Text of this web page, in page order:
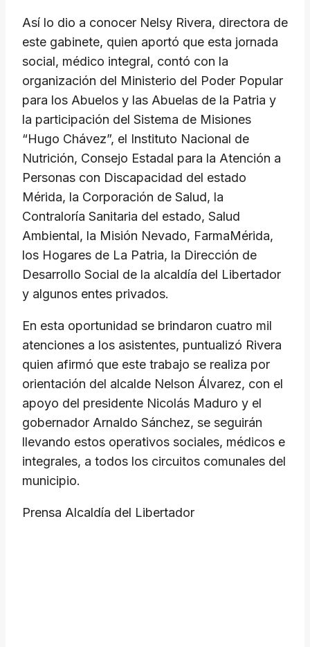
Así lo dio a conocer Nelsy Rivera, directora de
este gabinete, quien aportó que esta jornada
social, médico integral, contó con la
organización del Ministerio del Poder Popular
para los Abuelos y las Abuelas de la Patria y
la participación del Sistema de Misiones
“Hugo Chávez”, el Instituto Nacional de
Nutrición, Consejo Estadal para la Atención a
Personas con Discapacidad del estado
Mérida, la Corporación de Salud, la
Contraloría Sanitaria del estado, Salud
Ambiental, la Misión Nevado, FarmaMérida,
los Hogares de La Patria, la Dirección de
Desarrollo Social de la alcaldía del Libertador
y algunos entes privados.
En esta oportunidad se brindaron cuatro mil
atenciones a los asistentes, puntualizó Rivera
quien afirmó que este trabajo se realiza por
orientación del alcalde Nelson Álvarez, con el
apoyo del presidente Nicolás Maduro y el
gobernador Arnaldo Sánchez, se seguirán
llevando estos operativos sociales, médicos e
integrales, a todos los circuitos comunales del
municipio.
Prensa Alcaldía del Libertador